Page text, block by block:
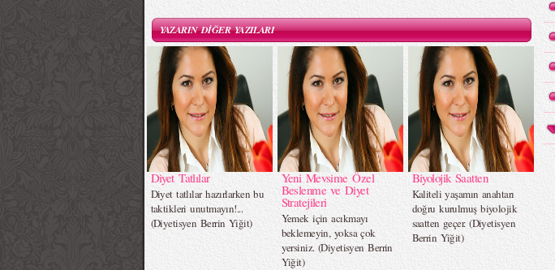
YAZARIN DİĞER YAZILARI
Diyet Tatlılar
Diyet tatlılar hazırlarken bu
taktikleri unutmayın!...
(Diyetisyen Berrin Yiğit)
Yeni Mevsime Özel
Beslenme ve Diyet
Stratejileri
Yemek için acıkmayı
beklemeyin, yoksa çok
yersiniz. (Diyetisyen Berrin
Yiğit)
Biyolojik Saatten
Kaliteli yaşamın anahtarı
doğru kurulmuş biyolojik
saatten geçer. (Diyetisyen
Berrin Yiğit)